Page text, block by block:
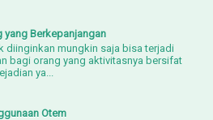
yang Berkepanjangan
diinginkan mungkin saja bisa terjadi
bagi orang yang aktivitasnya bersifat
ya...
Otem